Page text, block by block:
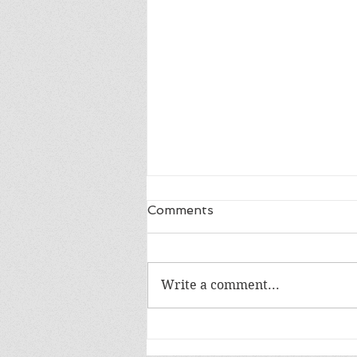
Comments
Write a comment...